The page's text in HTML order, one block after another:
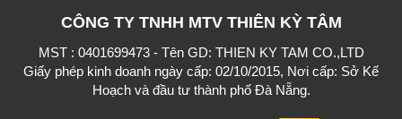
CÔNG TY TNHH MTV THIÊN KỲ TÂM
MST : 0401699473 - Tên GD: THIEN KY TAM CO.,LTD
Giấy phép kinh doanh ngày cấp: 02/10/2015, Nơi cấp: Sở Kế
Hoạch và đầu tư thành phố Đà Nẵng.